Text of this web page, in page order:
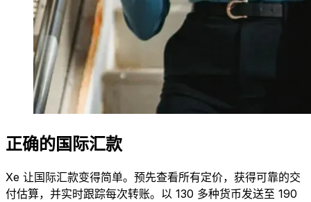
正确的国际汇款
Xe 让国际汇款变得简单。预先查看所有定价，获得可靠的交
付估算，并实时跟踪每次转账。以 130 多种货币发送至 190